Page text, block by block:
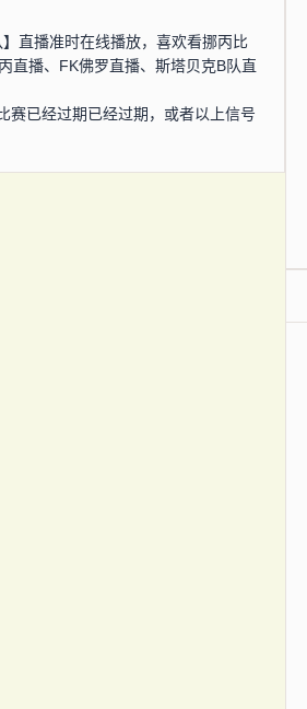
直播准时在线播放，喜欢看挪丙比
直播、FK佛罗直播、斯塔贝克B队直
赛已经过期已经过期，或者以上信号